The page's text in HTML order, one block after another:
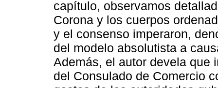
capítulo, observamos
Corona y los cuerpos
y el consenso imperaron,
del modelo absolutista a
Además, el autor devela que
del Consulado de Comercio